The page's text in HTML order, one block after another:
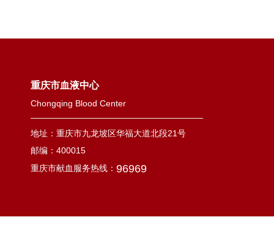
重庆市血液中心
Chongqing Blood Center
地址：重庆市九龙坡区华福大道北段21号
邮编：400015
重庆市献血服务热线： 96969